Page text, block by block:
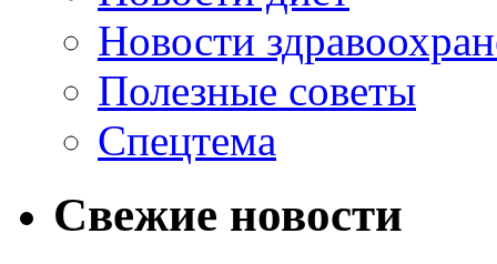
Новости
Полезные советы
Спецтема
Свежие новости